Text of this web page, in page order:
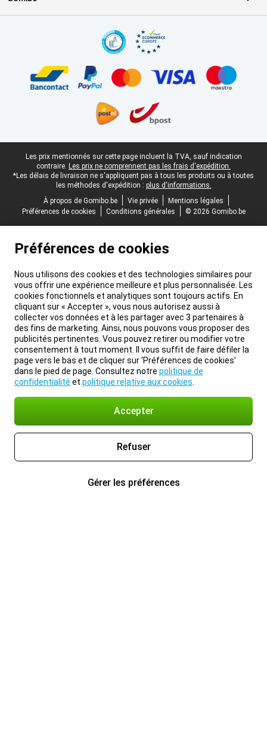
Pied-de-page légal
Les prix mentionnés sur cette page incluent la TVA, sauf indication
contraire. Les prix ne comprennent pas les frais d'expédition.
*Les délais de livraison ne s'appliquent pas à tous les produits ou à toutes
les méthodes d'expédition : plus d'informations.
À propos de Gomibo.be
Vie privée
Mentions légales
Préférences de cookies
Conditions générales © 2026 Gomibo.be
Préférences de cookies
Nous utilisons des cookies et des technologies similaires pour
vous offrir une expérience meilleure et plus personnalisée. Les
cookies fonctionnels et analytiques sont toujours actifs. En
cliquant sur « Accepter », vous nous autorisez aussi à
collecter vos données et à les partager avec 3 partenaires à
des fins de marketing. Ainsi, nous pouvons vous proposer des
publicités pertinentes. Vous pouvez retirer ou modifier votre
consentement à tout moment. Il vous suffit de faire défiler la
page vers le bas et de cliquer sur ‘Préférences de cookies’
dans le pied de page. Consultez notre politique de
confidentialité et politique relative aux cookies
Accepter
Refuser
Gérer les préférences